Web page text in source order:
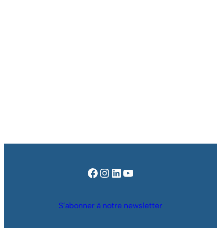
Facebook
Instagram
LinkedIn
YouTube
S’abonner à notre newsletter